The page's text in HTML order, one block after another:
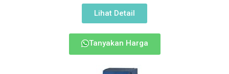
Lihat Detail
Tanyakan Harga